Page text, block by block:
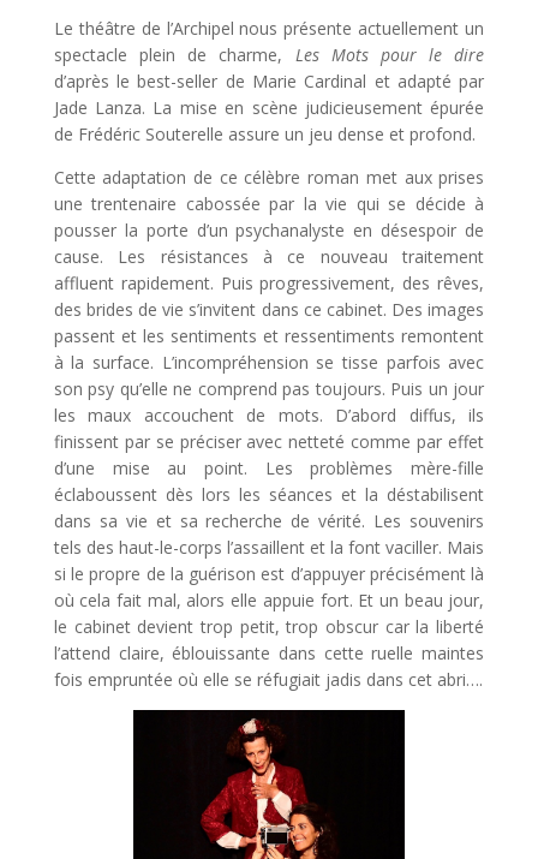
Le théâtre de l’Archipel nous présente actuellement un
spectacle plein de charme, Les Mots pour le dire
d’après le best-seller de Marie Cardinal et adapté par
Jade Lanza. La mise en scène judicieusement épurée
de Frédéric Souterelle assure un jeu dense et profond.
Cette adaptation de ce célèbre roman met aux prises
une trentenaire cabossée par la vie qui se décide à
pousser la porte d’un psychanalyste en désespoir de
cause. Les résistances à ce nouveau traitement
affluent rapidement. Puis progressivement, des rêves,
des brides de vie s’invitent dans ce cabinet. Des images
passent et les sentiments et ressentiments remontent
à la surface. L’incompréhension se tisse parfois avec
son psy qu’elle ne comprend pas toujours. Puis un jour
les maux accouchent de mots. D’abord diffus, ils
finissent par se préciser avec netteté comme par effet
d’une mise au point. Les problèmes mère-fille
éclaboussent dès lors les séances et la déstabilisent
dans sa vie et sa recherche de vérité. Les souvenirs
tels des haut-le-corps l’assaillent et la font vaciller. Mais
si le propre de la guérison est d’appuyer précisément là
où cela fait mal, alors elle appuie fort. Et un beau jour,
le cabinet devient trop petit, trop obscur car la liberté
l’attend claire, éblouissante dans cette ruelle maintes
fois empruntée où elle se réfugiait jadis dans cet abri….